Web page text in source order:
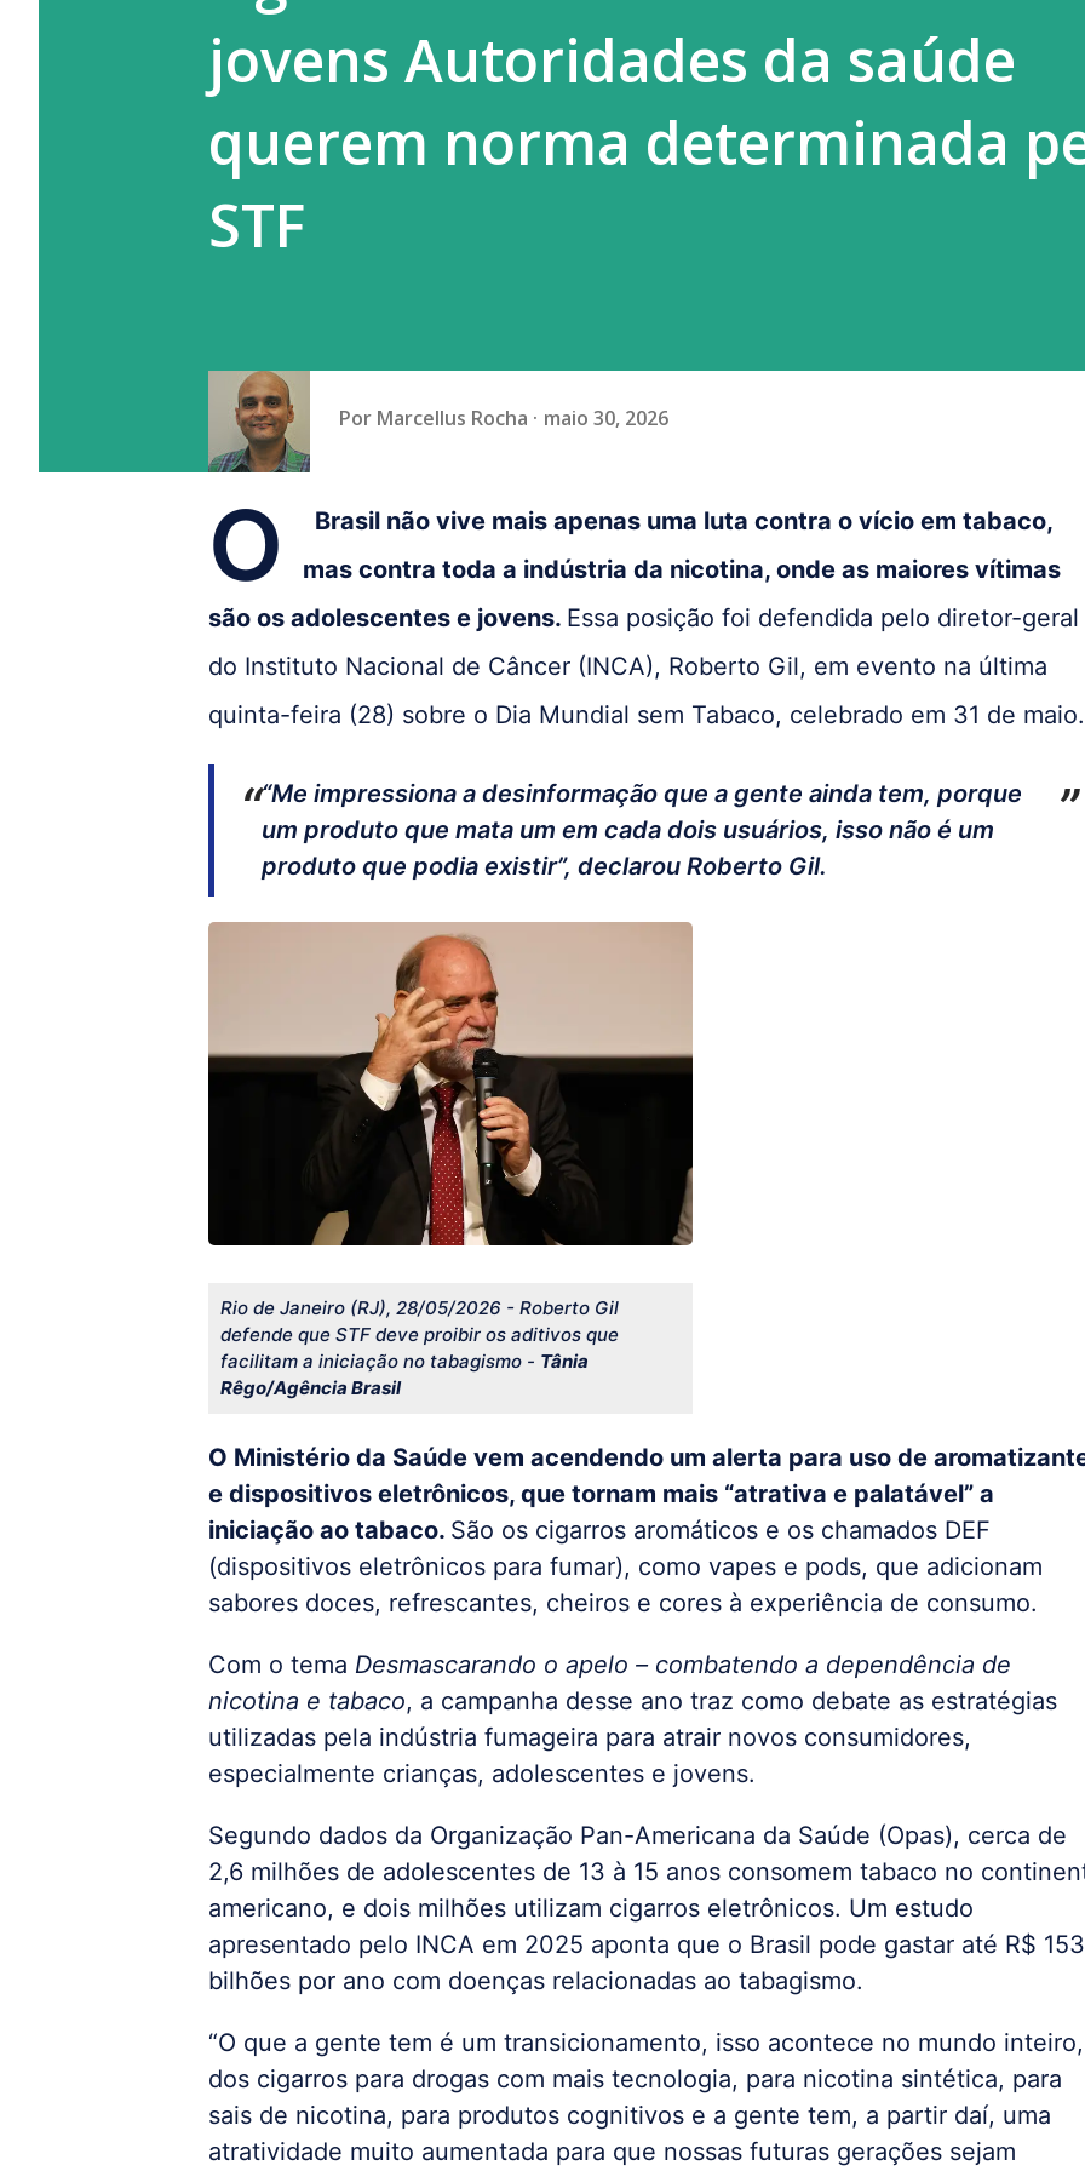
jovens Autoridades da saúde
querem norma determinada
STF
Por Marcellus Rocha maio 30, 2026
O
Brasil não vive mais apenas uma luta contra o vício em tabaco,
mas contra toda a indústria da nicotina, onde as maiores vítimas
são os adolescentes e jovens. Essa posição foi defendida pelo diretor-geral
do Instituto Nacional de Câncer (INCA), Roberto Gil, em evento na última
quinta-feira (28) sobre o Dia Mundial sem Tabaco, celebrado em 31 de
“Me impressiona a desinformação que a gente ainda tem, porque
um produto que mata um em cada dois usuários, isso não é um
produto que podia existir”, declarou Roberto Gil.
Rio de Janeiro (RJ), 28/05/2026 - Roberto Gil
defende que STF deve proibir os aditivos que
facilitam a iniciação no tabagismo - Tânia
Rêgo/Agência Brasil
O Ministério da Saúde vem acendendo um alerta para uso de
e dispositivos eletrônicos, que tornam mais “atrativa e palatável” a
iniciação ao tabaco. São os cigarros aromáticos e os chamados DEF
(dispositivos eletrônicos para fumar), como vapes e pods, que adicionam
sabores doces, refrescantes, cheiros e cores à experiência de consumo.
Com o tema Desmascarando o apelo – combatendo a dependência de
nicotina e tabaco, a campanha desse ano traz como debate as estratégias
utilizadas pela indústria fumageira para atrair novos consumidores,
especialmente crianças, adolescentes e jovens.
Segundo dados da Organização Pan-Americana da Saúde (Opas), cerca de
2,6 milhões de adolescentes de 13 à 15 anos consomem tabaco no
americano, e dois milhões utilizam cigarros eletrônicos. Um estudo
apresentado pelo INCA em 2025 aponta que o Brasil pode gastar até R$ 153
bilhões por ano com doenças relacionadas ao tabagismo.
“O que a gente tem é um transicionamento, isso acontece no mundo inteiro,
dos cigarros para drogas com mais tecnologia, para nicotina sintética, para
sais de nicotina, para produtos cognitivos e a gente tem, a partir daí, uma
atratividade muito aumentada para que nossas futuras gerações sejam